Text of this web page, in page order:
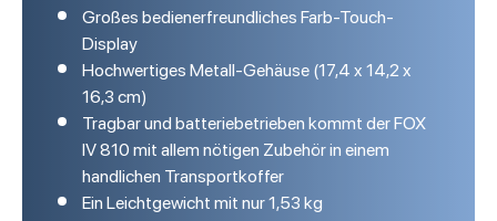
Großes bedienerfreundliches Farb-Touch-
Display
Hochwertiges Metall-Gehäuse (17,4 x 14,2 x
16,3 cm)
Tragbar und batteriebetrieben kommt der FOX
IV 810mit allem nötigen Zubehör in einem
handlichen Transportkoffer
Ein Leichtgewicht mit nur 1,53 kg